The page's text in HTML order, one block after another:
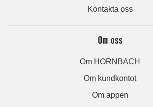
Kontakta oss
Om oss
Om HORNBACH
Om kundkontot
Om appen